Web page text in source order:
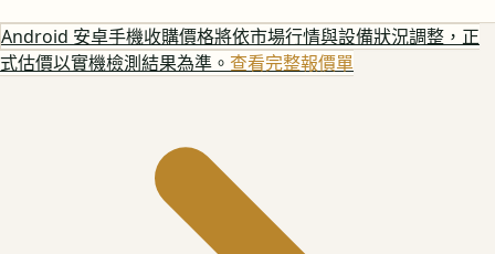
Android 安卓手機收購價格將依市場行情與設備狀況調整，正
式估價以實機檢測結果為準。 查看完整報價單